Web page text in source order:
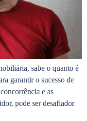
sabe o quanto é
garantir o sucesso de
e as
pode ser desafiador